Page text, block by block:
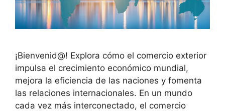
¡Bienvenid@! Explora cómo el comercio exterior
impulsa el crecimiento económico mundial,
mejora la eficiencia de las naciones y fomenta
las relaciones internacionales. En un mundo
cada vez más interconectado, el comercio